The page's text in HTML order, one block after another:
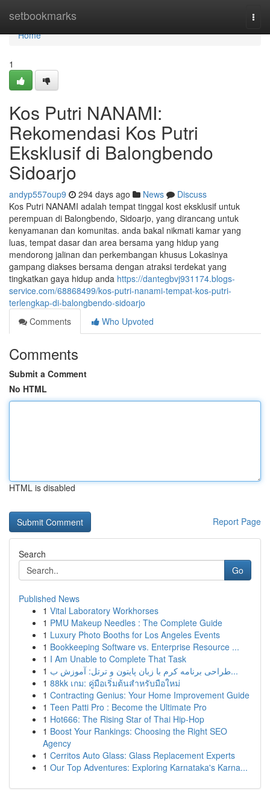
setbookmarks
Home
Home
1
Kos Putri NANAMI:
Rekomendasi Kos Putri
Eksklusif di Balongbendo
Sidoarjo
andyp557oup9 294 days ago News
Discuss
Kos Putri NANAMI adalah tempat tinggal kost eksklusif untuk
perempuan di Balongbendo, Sidoarjo, yang dirancang untuk
kenyamanan dan komunitas. anda bakal nikmati kamar yang
luas, tempat dasar dan area bersama yang hidup yang
mendorong jalinan dan perkembangan khusus Lokasinya
gampang diakses bersama dengan atraksi terdekat yang
tingkatkan gaya hidup anda https://dantegbvj931174.blogs-
service.com/68868499/kos-putri-nanami-tempat-kos-putri-
terlengkap-di-balongbendo-sidoarjo
Comments
Who Upvoted
Comments
Submit a Comment
No HTML
HTML is disabled
Report Page
Search
Go
Published News
1 Vital Laboratory Workhorses
1 PMU Makeup Needles : The Complete Guide
1 Luxury Photo Booths for Los Angeles Events
1 Bookkeeping Software vs. Enterprise Resource ...
1 I Am Unable to Complete That Task
1
طراحی برنامه کرم با زبان پایتون و ترتل: آموزش ب...
1 88kk เกม: คู่มือเริ่มต้นสำหรับมือใหม่
1 Contracting Genius: Your Home Improvement Guide
1 Teen Patti Pro : Become the Ultimate Pro
1 Hot666: The Rising Star of Thai Hip-Hop
1 Boost Your Rankings: Choosing the Right SEO
Agency
1 Cerritos Auto Glass: Glass Replacement Experts
1 Our Top Adventures: Exploring Karnataka's Karna...